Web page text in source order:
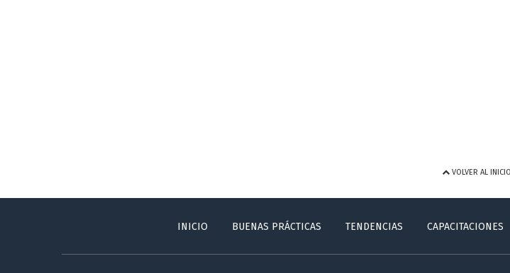
VOLVER AL INICIO
INICIO BUENAS PRÁCTICAS TENDENCIAS CAPACITACIONES